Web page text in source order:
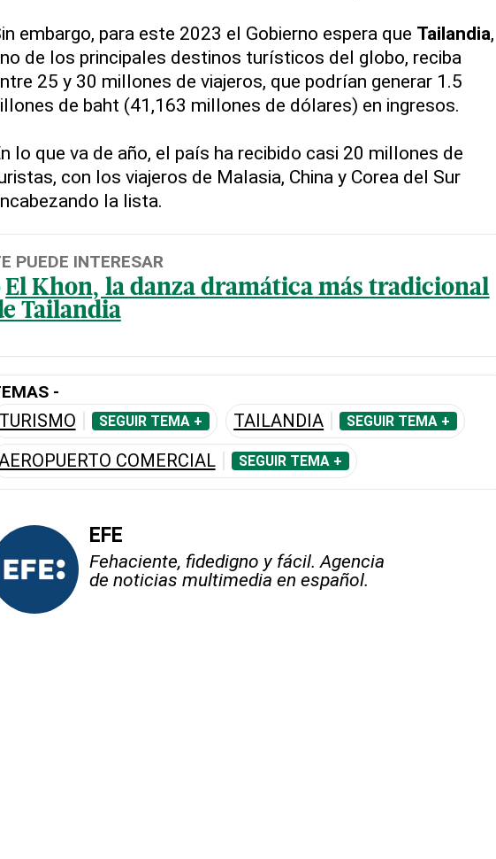
embargo, para este 2023 el Gobierno espera que Tailandia,
de los principales destinos turísticos del globo, reciba
25 y 30 millones de viajeros, que podrían generar 1.5
de baht (41,163 millones de dólares) en ingresos.
lo que va de año, el país ha recibido casi 20 millones de
con los viajeros de Malasia, China y Corea del Sur
la lista.
PUEDE INTERESAR
El Khon, la danza dramática más tradicional
Tailandia
-
TURISMO SEGUIR TEMA + TAILANDIA SEGUIR TEMA +
COMERCIAL SEGUIR TEMA +
EFE
Fehaciente, fidedigno y fácil. Agencia
de noticias multimedia en español.